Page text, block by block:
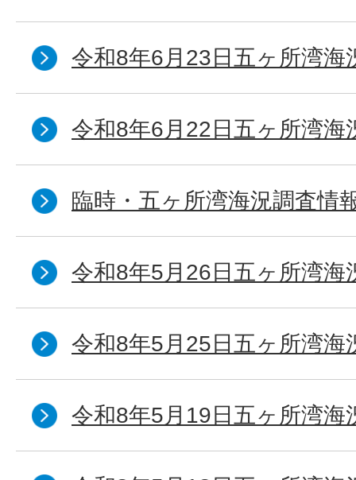
令和8年6月23日五ヶ所湾海
令和8年6月22日五ヶ所湾海
臨時・五ヶ所湾海況調査情
令和8年5月26日五ヶ所湾海
令和8年5月25日五ヶ所湾海
令和8年5月19日五ヶ所湾海